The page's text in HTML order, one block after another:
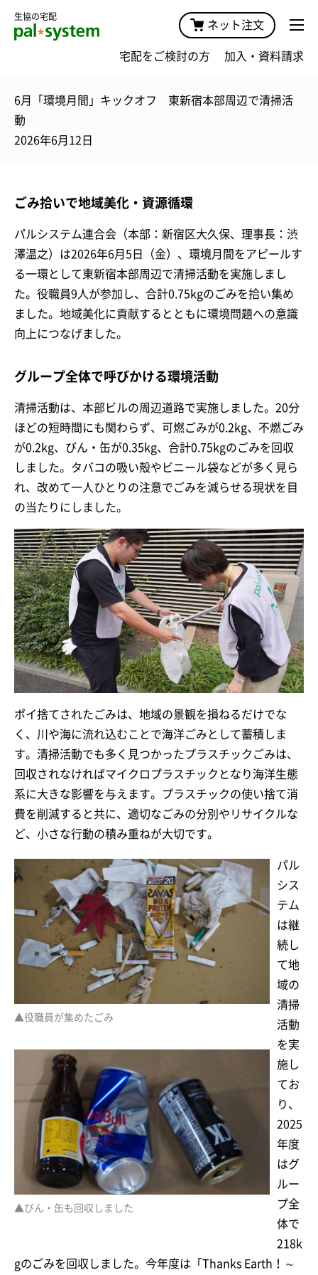
生協の宅配
ネット注文
宅配をご検討の方 加入・資料請求
6月「環境月間」キックオフ 東新宿本部周辺で清掃活
動
2026年6月12日
ごみ拾いで地域美化・資源循環
パルシステム連合会（本部：新宿区大久保、理事長：渋
澤温之）は2026年6月5日（金）、環境月間をアピールす
る一環として東新宿本部周辺で清掃活動を実施しまし
た。役職員9人が参加し、合計0.75kgのごみを拾い集め
ました。地域美化に貢献するとともに環境問題への意識
向上につなげました。
グループ全体で呼びかける環境活動
清掃活動は、本部ビルの周辺道路で実施しました。20分
ほどの短時間にも関わらず、可燃ごみが0.2kg、不燃ごみ
が0.2kg、びん・缶が0.35kg、合計0.75kgのごみを回収
しました。タバコの吸い殻やビニール袋などが多く見ら
れ、改めて一人ひとりの注意でごみを減らせる現状を目
の当たりにしました。
ポイ捨てされたごみは、地域の景観を損ねるだけでな
く、川や海に流れ込むことで海洋ごみとして蓄積しま
す。清掃活動でも多く見つかったプラスチックごみは、
回収されなければマイクロプラスチックとなり海洋生態
系に大きな影響を与えます。プラスチックの使い捨て消
費を削減すると共に、適切なごみの分別やリサイクルな
ど、小さな行動の積み重ねが大切です。
▲役職員が集めたごみ
▲びん・缶も回収しました
パル
シス
テム
は継
続し
て地
域の
清掃
活動
を実
施し
てお
り、
2025
年度
はグ
ルー
プ全
体で
218k
gのごみを回収しました。今年度は「Thanks Earth！～